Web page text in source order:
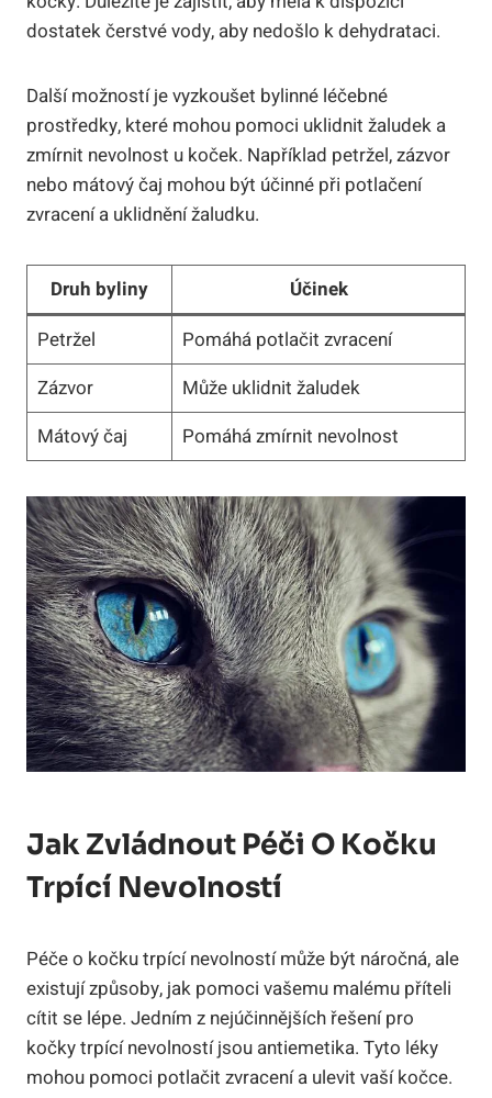
dostatek čerstvé vody, aby nedošlo k dehydrataci.
Další možností je vyzkoušet bylinné léčebné
prostředky, které mohou pomoci uklidnit žaludek a
zmírnit nevolnost u koček. Například petržel, zázvor
nebo mátový čaj mohou být účinné při potlačení
zvracení a uklidnění žaludku.
Druh byliny
Účinek
Petržel
Pomáhá potlačit zvracení
Zázvor
Může uklidnit žaludek
Mátový čaj
Pomáhá zmírnit nevolnost
Jak Zvládnout Péči O Kočku
Trpící Nevolností
Péče o kočku trpící nevolností může být náročná, ale
existují způsoby, jak pomoci vašemu malému příteli
cítit se lépe. Jedním z nejúčinnějších řešení pro
kočky trpící nevolností jsou antiemetika. Tyto léky
mohou pomoci potlačit zvracení a ulevit vaší kočce.